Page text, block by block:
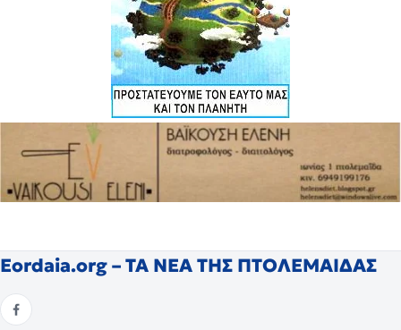
Eordaia.org – ΤΑ ΝΕΑ ΤΗΣ ΠΤΟΛΕΜΑΙΔΑΣ